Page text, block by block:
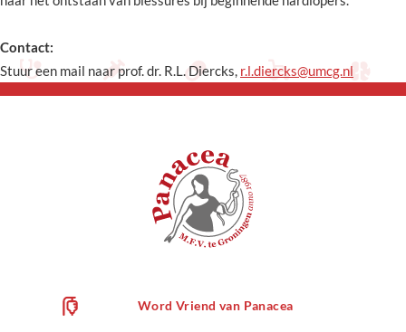
Contact:
Stuur een mail naar prof. dr. R.L. Diercks, r.l.diercks@umcg.nl
Word Vriend van Panacea